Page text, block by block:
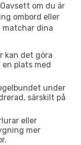
om du är
ombord eller
dina
kan det göra
plats med
under
särskilt på
eller
mer